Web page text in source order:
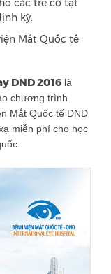
các trẻ có tật
kỳ.
Mắt Quốc tế
DND 2016 là
chương trình
Mắt Quốc tế DND
miễn phí cho học